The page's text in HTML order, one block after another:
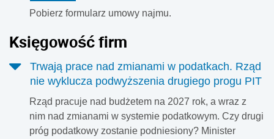
Pobierz formularz umowy najmu.
Księgowość firm
Trwają prace nad zmianami w podatkach. Rząd
nie wyklucza podwyższenia drugiego progu PIT
Rząd pracuje nad budżetem na 2027 rok, a wraz z
nim nad zmianami w systemie podatkowym. Czy drugi
próg podatkowy zostanie podniesiony? Minister